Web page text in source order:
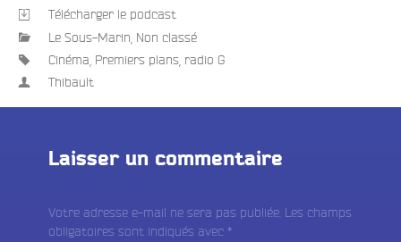
Télécharger le podcast
Le Sous-Marin Non classé
Cinéma Premiers plans radio G
Thibault
Laisser un commentaire
Votre adresse e-mail ne sera pas publiée. Les champs
obligatoires sont indiqués avec *